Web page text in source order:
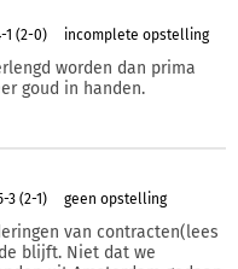
1 (2-0) incomplete opstelling
worden dan prima
goud in handen.
3 (2-1) geen opstelling
van contracten(lees
blijft. Niet dat we